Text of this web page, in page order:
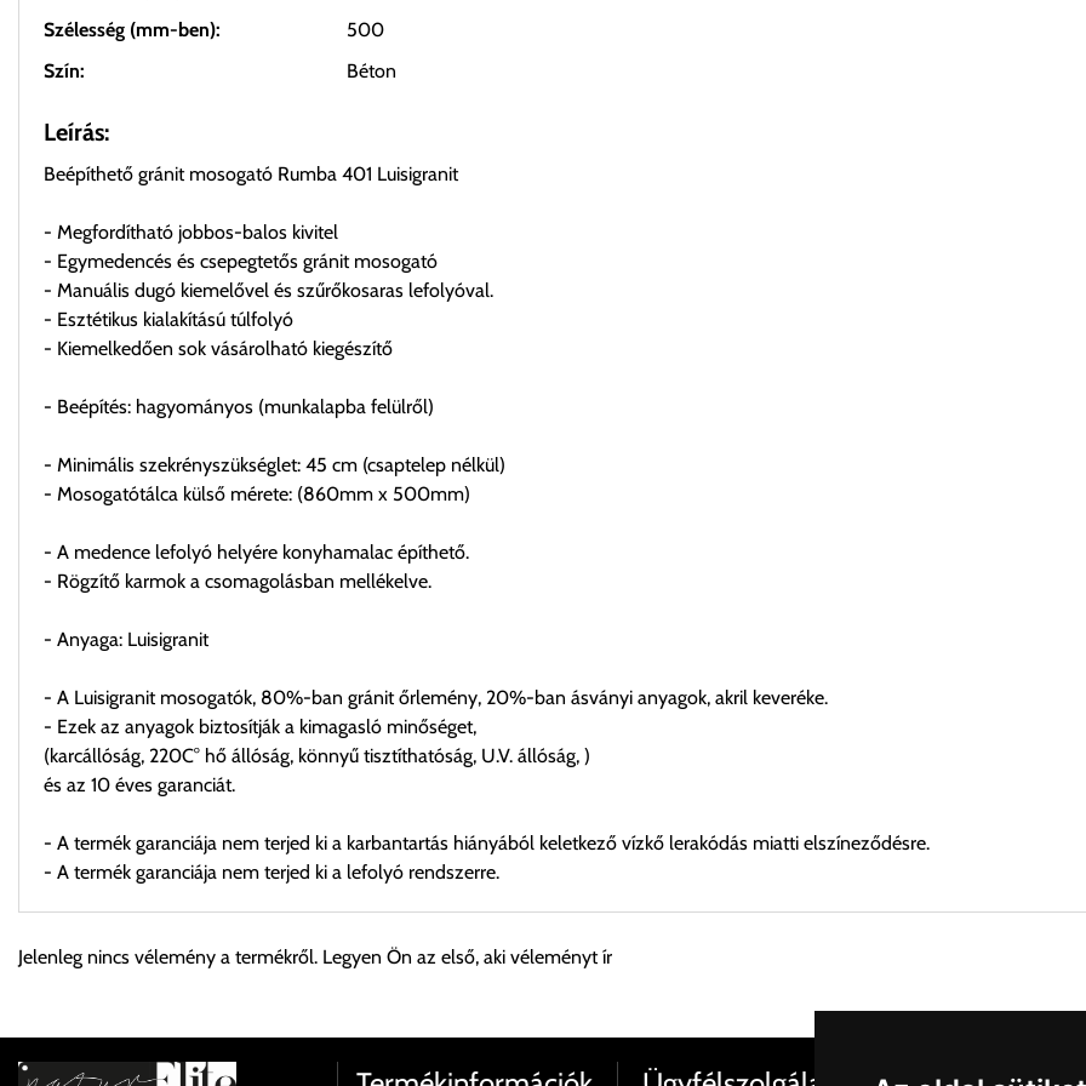
Szélesség (mm-ben):
500
Szín:
Béton
Leírás:
Beépíthető gránit mosogató Rumba 401 Luisigranit
- Megfordítható jobbos-balos kivitel
- Egymedencés és csepegtetős gránit mosogató
- Manuális dugó kiemelővel és szűrőkosaras lefolyóval.
- Esztétikus kialakítású túlfolyó
- Kiemelkedően sok vásárolható kiegészítő
- Beépítés: hagyományos (munkalapba felülről)
- Minimális szekrényszükséglet: 45 cm (csaptelep nélkül)
- Mosogatótálca külső mérete: (860mm x 500mm)
- A medence lefolyó helyére konyhamalac építhető.
- Rögzítő karmok a csomagolásban mellékelve.
- Anyaga: Luisigranit
- A Luisigranit mosogatók, 80%-ban gránit őrlemény, 20%-ban ásványi anyagok, akril keveréke.
- Ezek az anyagok biztosítják a kimagasló minőséget,
(karcállóság, 220C° hő állóság, könnyű tisztíthatóság, U.V. állóság, )
és az 10 éves garanciát.
- A termék garanciája nem terjed ki a karbantartás hiányából keletkező vízkő lerakódás miatti elszíneződésre.
- A termék garanciája nem terjed ki a lefolyó rendszerre.
Személyes átvétel:
Önnek lehetősége van rendelését a beérkezést követően ingyenesen átvenni Budapesti Cégcsoportunk Stúdiójában előre
Cím:1133 Budapest, Váci út 100.
Jelenleg nincs vélemény a termékről. Legyen Ön az első, aki véleményt ír